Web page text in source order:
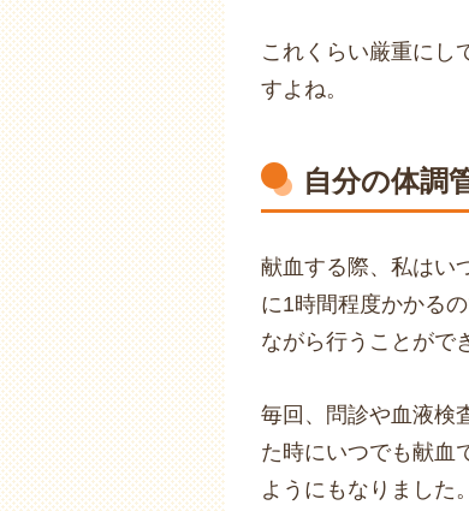
これくらい厳重にし
すよね。
自分の体調
献血する際、私はい
に1時間程度かかる
ながら行うことがで
毎回、問診や血液検
た時にいつでも献血
ようにもなりました。